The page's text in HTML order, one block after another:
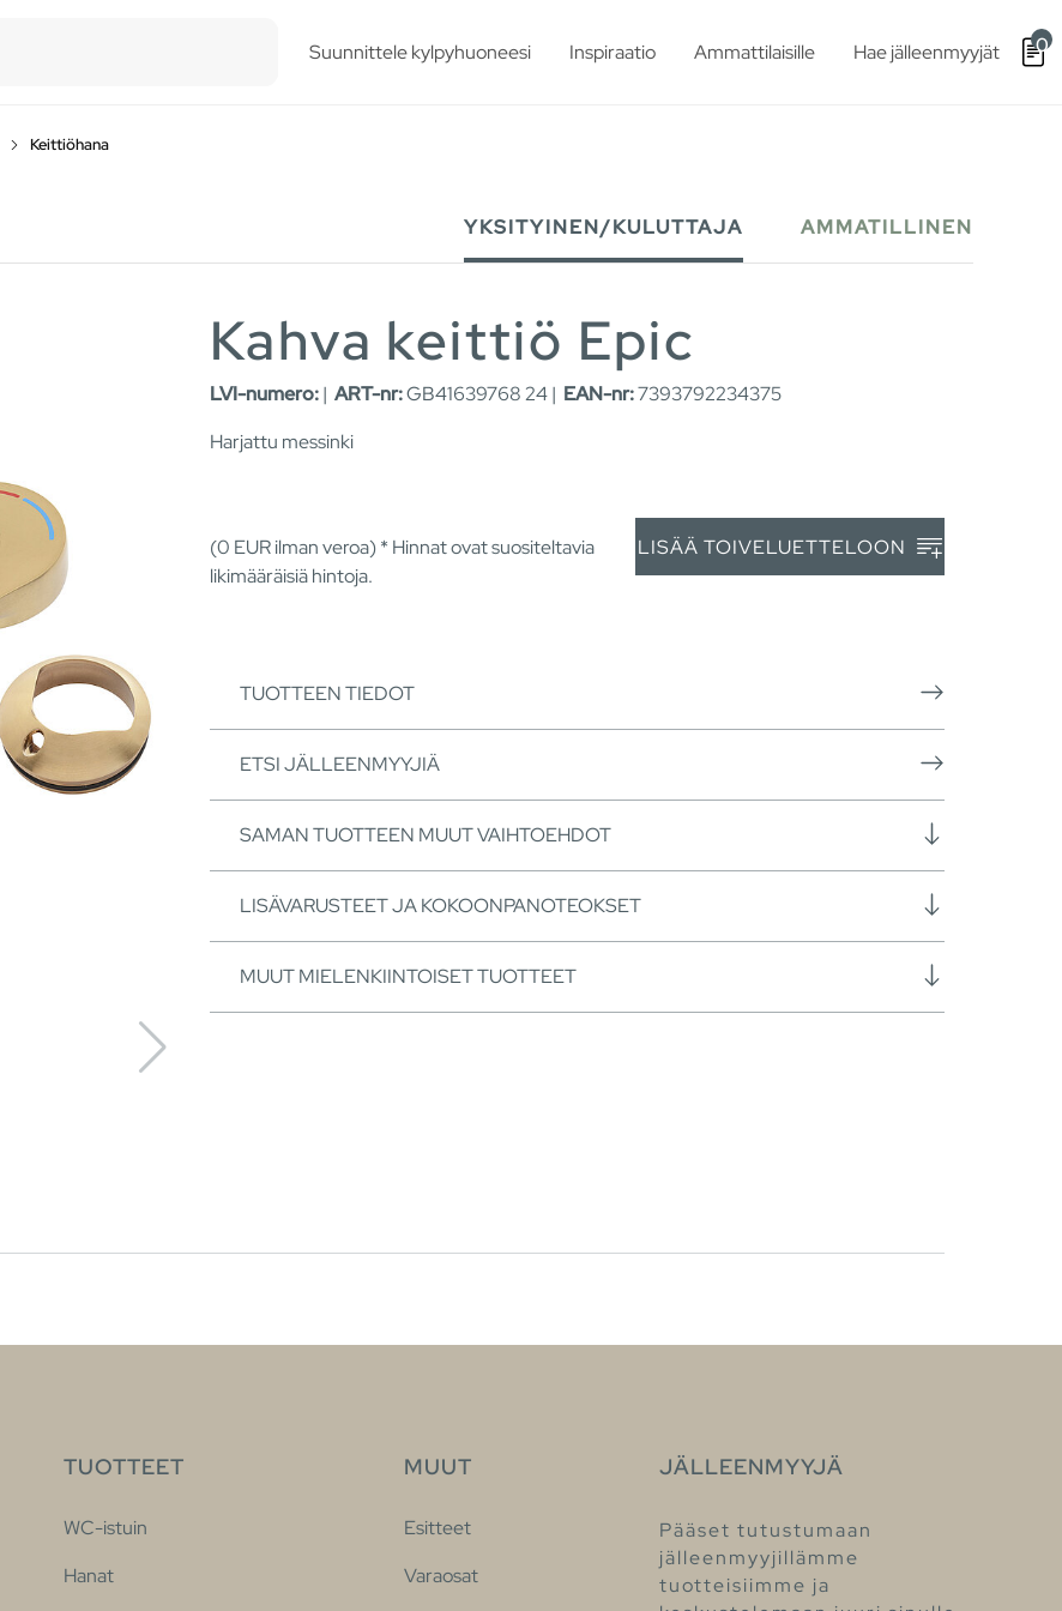
Suunnittele kylpyhuoneesi Inspiraatio Ammattilaisille Hae jälleenmyyjät 0
Keittiöhana
YKSITYINEN/KULUTTAJA AMMATILLINEN
Kahva keittiö Epic
LVI-numero:| ART-nr:GB41639768 24 | EAN-nr:7393792234375
Harjattu messinki
(0 EURilman veroa) * Hinnat ovat suositeltavia
likimääräisiä hintoja.
LISÄÄ TOIVELUETTELOON
TUOTTEEN TIEDOT
ETSI JÄLLEENMYYJIÄ
SAMAN TUOTTEEN MUUT VAIHTOEHDOT
LISÄVARUSTEET JA KOKOONPANOTEOKSET
MUUT MIELENKIINTOISET TUOTTEET
TUOTTEET
WC-istuin
Hanat
MUUT
Esitteet
Varaosat
JÄLLEENMYYJÄ
Pääset tutustumaan
jälleenmyyjillämme
tuotteisiimme ja